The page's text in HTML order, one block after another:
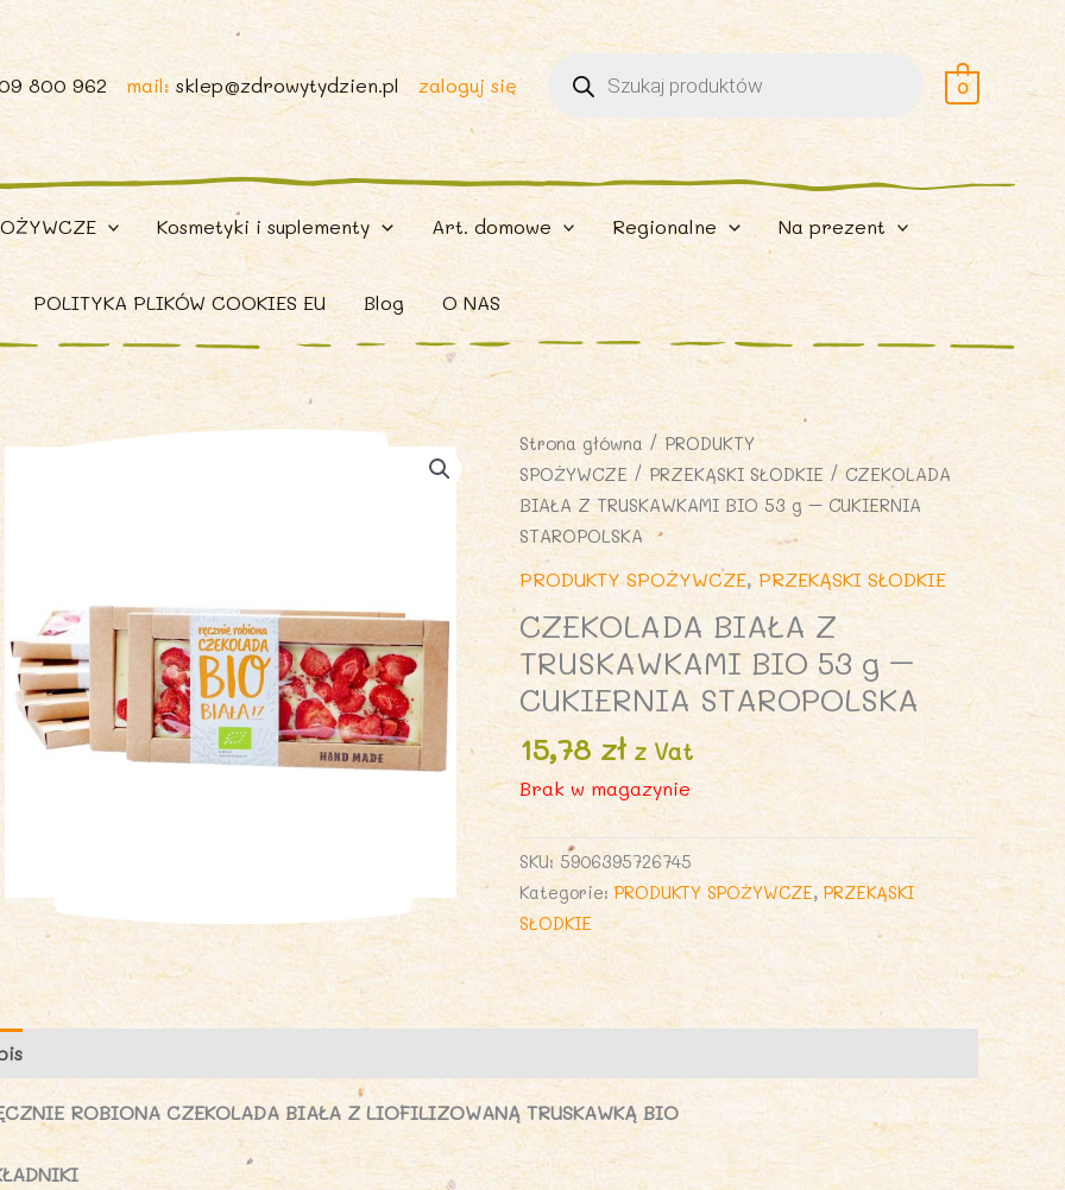
800 962 mail: sklep@zdrowytydzien.pl zaloguj się
Wyszukiwarka
produktów 0
Kosmetyki i suplementy Art. domowe Regionalne Na prezent
POLITYKA PLIKÓW COOKIES EU Blog O NAS
Strona główna / PRODUKTY
SPOŻYWCZE /PRZEKĄSKI SŁODKIE / CZEKOLADA
BIAŁA Z TRUSKAWKAMI BIO 53 g – CUKIERNIA
STAROPOLSKA
PRODUKTY SPOŻYWCZE, PRZEKĄSKI SŁODKIE
CZEKOLADA BIAŁA Z
TRUSKAWKAMI BIO 53 g –
CUKIERNIA STAROPOLSKA
15,78 zł z Vat
Brak w magazynie
SKU: 5906395726745
Kategorie:PRODUKTY SPOŻYWCZE,PRZEKĄSKI
SŁODKIE
ROBIONA CZEKOLADA BIAŁA Z LIOFILIZOWANĄ TRUSKAWKĄ BIO